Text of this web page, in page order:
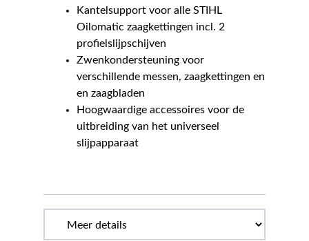
Kantelsupport voor alle STIHL
Oilomatic zaagkettingen incl. 2
profielslijpschijven
Zwenkondersteuning voor
verschillende messen, zaagkettingen en
en zaagbladen
Hoogwaardige accessoires voor de
uitbreiding van het universeel
slijpapparaat